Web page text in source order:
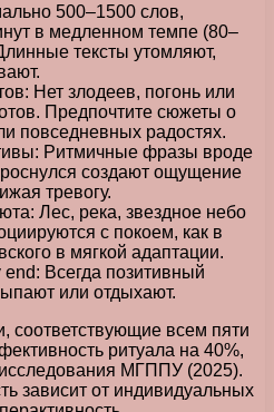
500–1500 слов,
в медленном темпе (80–
тексты утомляют,
Нет злодеев, погонь или
Предпочтите сюжеты о
повседневных радостях.
Ритмичные фразы вроде
создают ощущение
тревогу.
Лес, река, звездное небо
с покоем, как в
в мягкой адаптации.
Всегда позитивный
или отдыхают.
соответствующие всем пяти
ритуала на 40%,
МГППУ (2025).
зависит от индивидуальных